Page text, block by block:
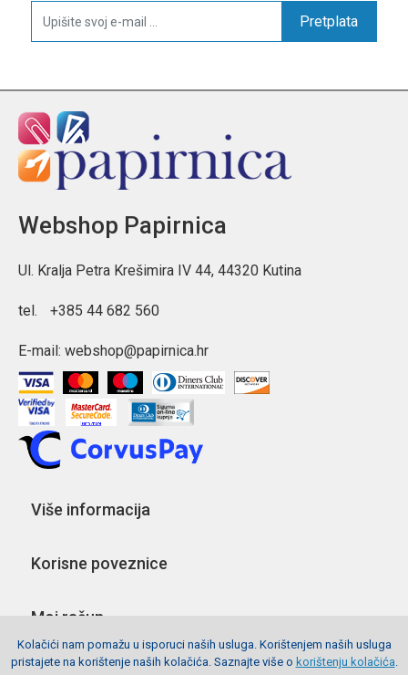
Pretplata
Webshop Papirnica
Ul. Kralja Petra Krešimira IV 44, 44320 Kutina
tel. +385 44 682 560
E-mail: webshop@papirnica.hr
Više informacija
Korisne poveznice
Moj račun
Pratite nas
Kolačići nam pomažu u isporuci naših usluga. Korištenjem naših usluga
pristajete na korištenje naših kolačića. Saznajte više o korištenju kolačića.